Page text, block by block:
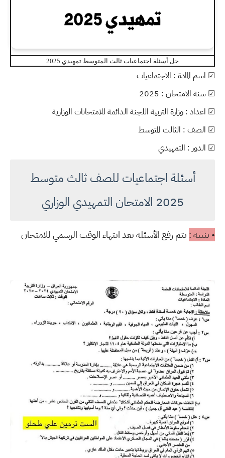
حل أسئلة اجتماعيات ثالث المتوسط تمهيدي 2025
☑ اسم المادة : الاجتماعيات
☑ سنة الامتحان : 2025
☑ اعداد : وزارة التربية اللجنة الدائمة للامتحانات الوزارية
☑ الصف : الثالث المتوسط
☑ الدور : التمهيدي
أسئلة اجتماعيات للصف ثالث متوسط
2025 الامتحان التمهيدي الوزاري
• تنبيه : يتم رفع الأسئلة بعد انتهاء الوقت الرسمي للامتحان